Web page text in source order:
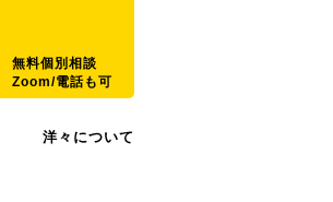
無料個別相談
Zoom/電話も可
洋々について